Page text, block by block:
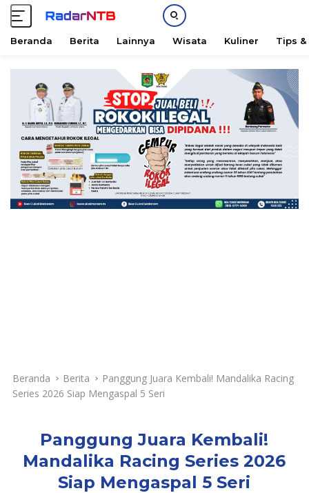
Beranda Berita Lainnya Wisata Kuliner Tips &
Beranda Berita
Panggung Juara Kembali! Mandalika Racing
Series 2026 Siap Mengaspal 5 Seri
Panggung Juara Kembali!
Mandalika Racing Series 2026
Siap Mengaspal 5 Seri